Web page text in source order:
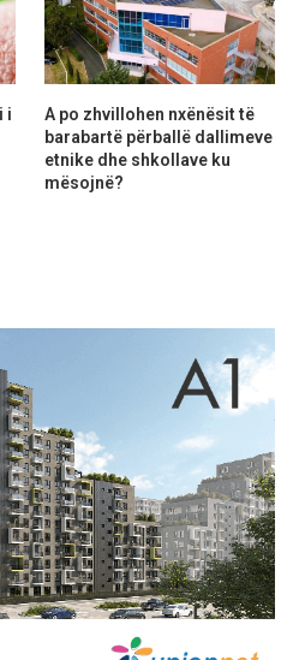
i
A po zhvillohen nxënësit të
barabartë përballë dallimeve
etnike dhe shkollave ku
mësojnë?